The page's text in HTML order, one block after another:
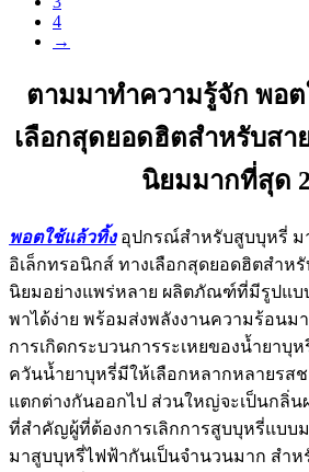
4
→
ตามมาทำความรู้จัก พอ
เลือกสุดยอดฮิตสำหรับสา
นิยมมากที่สุด
พอตใช้แล้วทิ้งอุปกรณ์สำหรับสูบบุหรี่ ม
อิเล็กทรอนิกส์ ทางเลือกสุดยอดฮิตสำห
นิยมอย่างแพร่หลาย ผลิตภัณฑ์ที่มีรูปแบ
พาได้ง่าย พร้อมส่งพลังงานความร้อนม
การเกิดกระบวนการระเหยของน้ำยาบุ
ควันน้ำยาบุหรี่มีให้เลือกหลากหลายรส
แตกต่างกันออกไป ส่วนใหญ่จะเป็นกลิ่น
ที่สำคัญผู้ที่ต้องการเลิกการสูบบุหรี่แบบ
มาสูบบุหรี่ไฟฟ้ากันเป็นจำนวนมาก สำ